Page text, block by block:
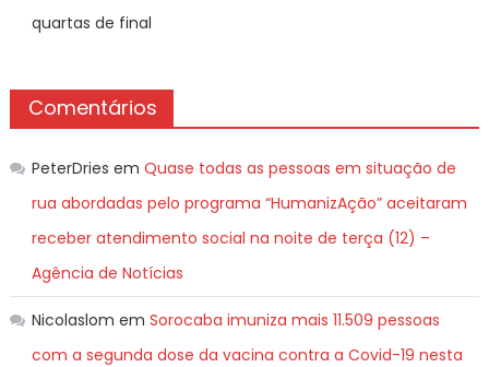
quartas de final
Comentários
PeterDries em Quase todas as pessoas em situação de
rua abordadas pelo programa “HumanizAção” aceitaram
receber atendimento social na noite de terça (12) –
Agência de Notícias
Nicolaslom em Sorocaba imuniza mais 11.509 pessoas
com a segunda dose da vacina contra a Covid-19 nesta